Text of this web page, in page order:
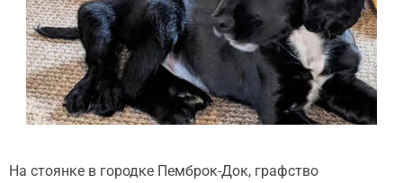
На стоянке в городке Пемброк-Док, графство